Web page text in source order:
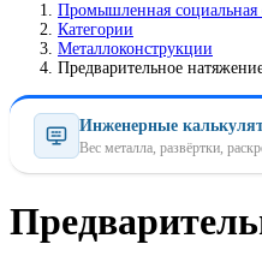
Промышленная социальная
Категории
Металлоконструкции
Предварительное
Инженерные
Вес металла, развёртки,